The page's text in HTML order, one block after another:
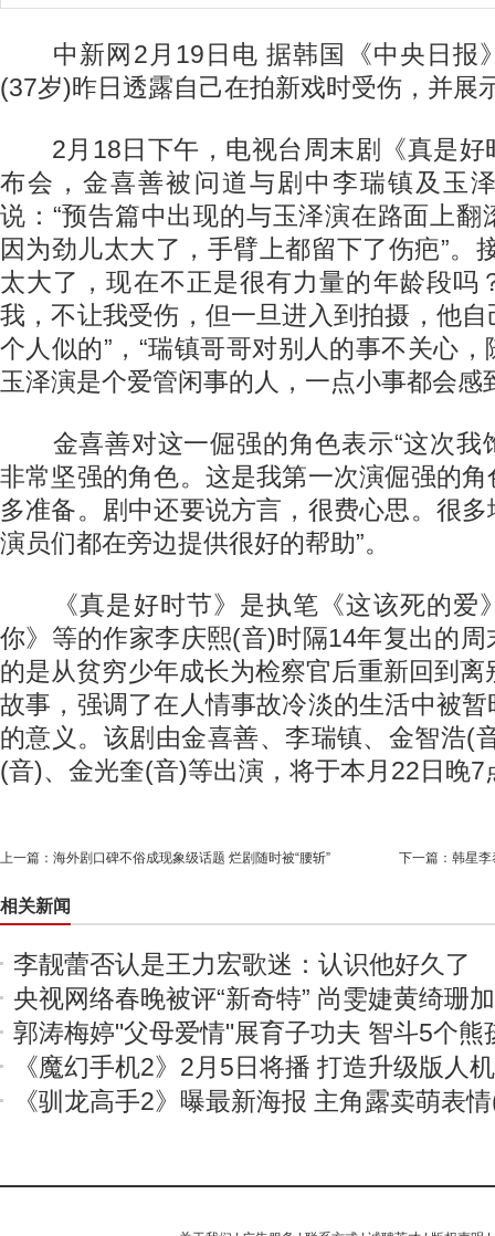
中新网2月19日电 据韩国《中央日报
(37岁)昨日透露自己在拍新戏时受伤，并展
2月18日下午，电视台周末剧《真是好
布会，金喜善被问道与剧中李瑞镇及玉
说：“预告篇中出现的与玉泽演在路面上翻
因为劲儿太大了，手臂上都留下了伤疤”。
太大了，现在不正是很有力量的年龄段吗
我，不让我受伤，但一旦进入到拍摄，他
个人似的”，“瑞镇哥哥对别人的事不关心
玉泽演是个爱管闲事的人，一点小事都会感
金喜善对这一倔强的角色表示“这次我
非常坚强的角色。这是我第一次演倔强的
多准备。剧中还要说方言，很费心思。很
演员们都在旁边提供很好的帮助”。
《真是好时节》是执笔《这该死的爱
你》等的作家李庆熙(音)时隔14年复出的
的是从贫穷少年成长为检察官后重新回到
故事，强调了在人情事故冷淡的生活中被
的意义。该剧由金喜善、李瑞镇、金智浩(
(音)、金光奎(音)等出演，将于本月22日晚7
上一篇： 海外剧口碑不俗成现象级话题 烂剧随时被“腰斩” 下一篇： 韩星李
相关新闻
李靓蕾否认是王力宏歌迷：认识他好久了
央视网络春晚被评“新奇特” 尚雯婕黄绮珊
郭涛梅婷"父母爱情"展育子功夫 智斗5个熊
《魔幻手机2》2月5日将播 打造升级版人
《驯龙高手2》曝最新海报 主角露卖萌表